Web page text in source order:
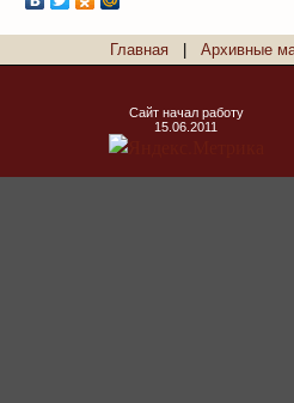
Главная Архивные
Сайт начал работу
15.06.2011